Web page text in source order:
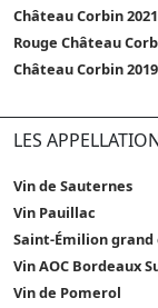
Château Corbin
Rouge Château
Château Corbin 2019
LES
Vin de Sauternes
Vin Pauillac
Saint-Émilion grand
Vin AOC Bordeaux
Vin de Pomerol